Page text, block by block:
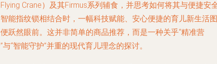
Crane）及其Firmus系列辅食，并思考如何将其与便捷安
能指纹锁相结合时，一幅科技赋能、安心便捷的育儿新生活图
跃然眼前。这并非简单的商品推荐，而是一种关乎“精准营
与“智能守护”并重的现代育儿理念的探讨。